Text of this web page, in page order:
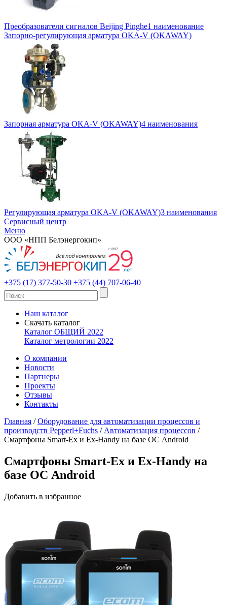
Преобразователи сигналов Beijing Pinghe1 наименование
Запорно-регулирующая арматура OKA-V (OKAWAY)
Запорная арматура OKA-V (OKAWAY)4 наименования
Регулирующая арматура OKA-V (OKAWAY)3 наименования
Сервисный центр
Меню
ООО «НПП Белэнергокип»
+375 (17) 377-50-30 +375 (44) 707-06-40
Наш каталог
Скачать каталог
Каталог ОБЩИЙ 2022
Каталог метрологии 2022
О компании
Новости
Партнеры
Проекты
Отзывы
Контакты
Главная / Оборудование для автоматизации процессов и
производств Pepperl+Fuchs / Автоматизация процессов /
Смартфоны Smart-Ex и Ex-Handy на базе ОС Android
Смартфоны Smart-Ex и Ex-Handy на
базе ОС Android
Добавить в избранное